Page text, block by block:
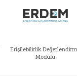
Erişilebilirlik
Modülü